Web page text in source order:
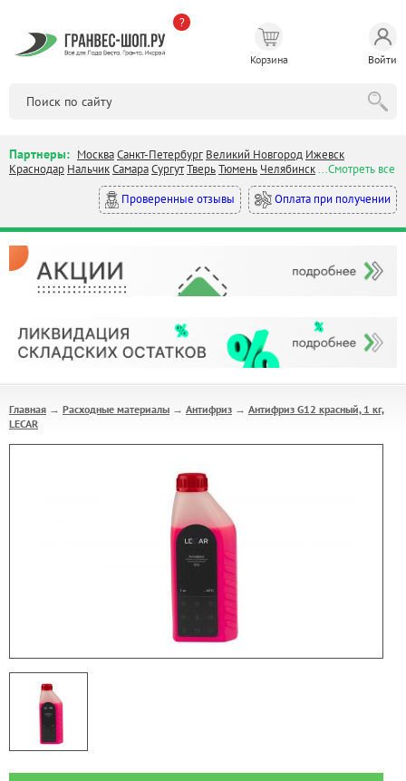
?
Корзина Войти
Партнеры: МоскваСанкт-Петербург Великий Новгород Ижевск
Краснодар НальчикСамараСургутТверьТюмень Челябинск...Смотреть все
Проверенные отзывы
Оплата при получении
Главная → Расходные материалы → Антифриз → Антифриз G12 красный, 1 кг,
LECAR